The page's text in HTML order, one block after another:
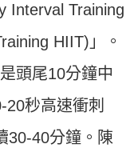
Interval Training
HIIT)」。
頭尾10分鐘中
秒高速衝刺
30-40分鐘。陳